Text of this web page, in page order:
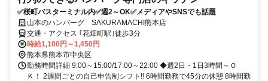
✅桜町バスターミナル内✅週2～OK✅メディアやSNSでも話題
山本のハンバーグ SAKURAMACHI熊本店
交通・アクセス ｢花畑町駅｣徒歩3分
時給1,100円～1,450円
熊本県熊本市中央区
勤務時間詳細 9:00～15:00/17:00～22:00 ◆週2日・1日3時間～Ｏ
Ｋ！ 2週間ごとの自己申告制シフト‼ 6時間勤務で45分の休憩 8時間勤